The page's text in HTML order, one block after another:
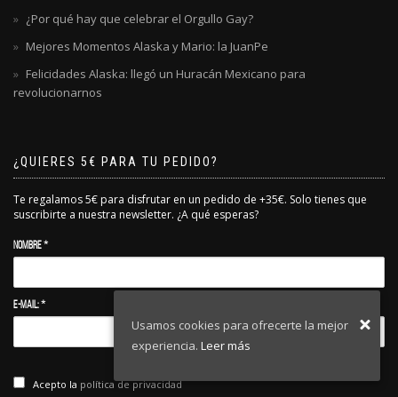
¿Por qué hay que celebrar el Orgullo Gay?
Mejores Momentos Alaska y Mario: la JuanPe
Felicidades Alaska: llegó un Huracán Mexicano para
revolucionarnos
¿QUIERES 5€ PARA TU PEDIDO?
Te regalamos 5€ para disfrutar en un pedido de +35€. Solo tienes que
suscribirte a nuestra newsletter. ¿A qué esperas?
Nombre *
E-mail: *
Acepto la política de privacidad
Usamos cookies para ofrecerte la mejor
experiencia. Leer más